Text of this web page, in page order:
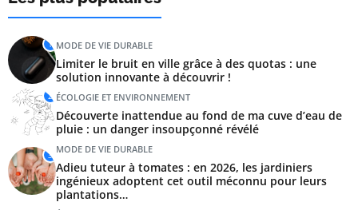
1 MODE DE VIE DURABLE
Limiter le bruit en ville grâce à des quotas : une
solution innovante à découvrir !
2 ÉCOLOGIE ET ENVIRONNEMENT
Découverte inattendue au fond de ma cuve d’eau de
pluie : un danger insoupçonné révélé
3 MODE DE VIE DURABLE
Adieu tuteur à tomates : en 2026, les jardiniers
ingénieux adoptent cet outil méconnu pour leurs
plantations…